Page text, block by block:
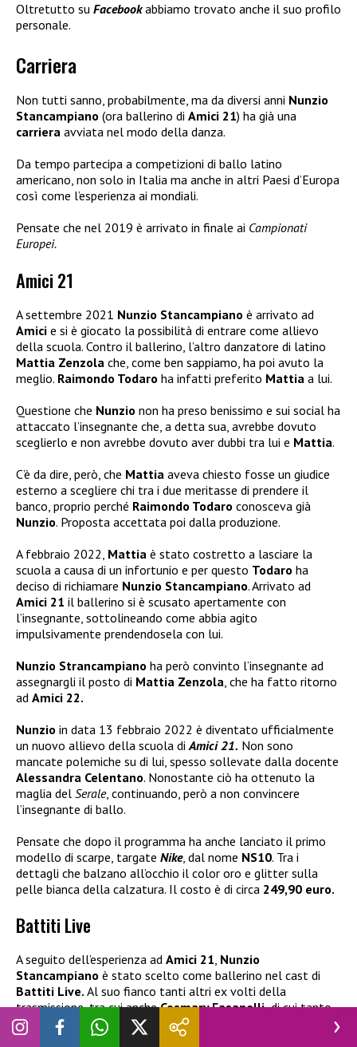
Oltretutto su Facebookabbiamo trovato anche il suo profilo
personale.
Carriera
Non tutti sanno, probabilmente, ma da diversi anni Nunzio
Stancampiano (ora ballerino di Amici 21) ha già una
carriera avviata nel modo della danza.
Da tempo partecipa a competizioni di ballo latino
americano, non solo in Italia ma anche in altri Paesi d’Europa
così come l’esperienza ai mondiali.
Pensate che nel 2019 è arrivato in finale ai Campionati
Europei.
Amici 21
A settembre 2021 Nunzio Stancampiano è arrivato ad
Amici e si è giocato la possibilità di entrare come allievo
della scuola. Contro il ballerino, l’altro danzatore di latino
Mattia Zenzola che, come ben sappiamo, ha poi avuto la
meglio. Raimondo Todaro ha infatti preferito Mattia a lui.
Questione che Nunzio non ha preso benissimo e sui social ha
attaccato l’insegnante che, a detta sua, avrebbe dovuto
sceglierlo e non avrebbe dovuto aver dubbi tra lui e Mattia.
C’è da dire, però, che Mattia aveva chiesto fosse un giudice
esterno a scegliere chi tra i due meritasse di prendere il
banco, proprio perché Raimondo Todaro conosceva già
Nunzio. Proposta accettata poi dalla produzione.
A febbraio 2022, Mattia è stato costretto a lasciare la
scuola a causa di un infortunio e per questo Todaro ha
deciso di richiamare Nunzio Stancampiano. Arrivato ad
Amici 21 il ballerino si è scusato apertamente con
l’insegnante, sottolineando come abbia agito
impulsivamente prendendosela con lui.
Nunzio Strancampiano ha però convinto l’insegnante ad
assegnargli il posto di Mattia Zenzola , che ha fatto ritorno
ad Amici 22.
Nunzio in data 13 febbraio 2022 è diventato ufficialmente
un nuovo allievo della scuola di Amici 21. Non sono
mancate polemiche su di lui, spesso sollevate dalla docente
Alessandra Celentano. Nonostante ciò ha ottenuto la
maglia del Serale, continuando, però a non convincere
l’insegnante di ballo.
Pensate che dopo il programma ha anche lanciato il primo
modello di scarpe, targate Nike, dal nome NS10. Tra i
dettagli che balzano all’occhio il color oro e glitter sulla
pelle bianca della calzatura. Il costo è di circa 249,90 euro.
Battiti Live
A seguito dell’esperienza ad Amici 21, Nunzio
Stancampiano è stato scelto come ballerino nel cast di
Battiti Live. Al suo fianco tanti altri ex volti della
trasmissione, tra cui ancheCosmary Fasanelli,di cui tanto
si è parlato poiché secondo i gossip vicina proprio al
danzatore.